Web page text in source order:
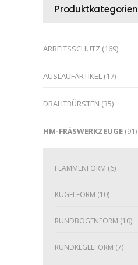
Produktkategorien
ARBEITSSCHUTZ (169)
AUSLAUFARTIKEL (17)
DRAHTBÜRSTEN (35)
HM-FRÄSWERKZEUGE (91)
FLAMMENFORM (6)
KUGELFORM (10)
RUNDBOGENFORM (10)
RUNDKEGELFORM (7)